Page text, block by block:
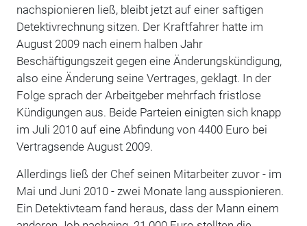
nachspionieren ließ, bleibt jetzt auf einer saftigen
Detektivrechnung sitzen. Der Kraftfahrer hatte im
August 2009 nach einem halben Jahr
Beschäftigungszeit gegen eine Änderungskündigung,
also eine Änderung seine Vertrages, geklagt. In der
Folge sprach der Arbeitgeber mehrfach fristlose
Kündigungen aus. Beide Parteien einigten sich knapp
im Juli 2010 auf eine Abfindung von 4400 Euro bei
Vertragsende August 2009.
Allerdings ließ der Chef seinen Mitarbeiter zuvor - im
Mai und Juni 2010 - zwei Monate lang ausspionieren.
Ein Detektivteam fand heraus, dass der Mann einem